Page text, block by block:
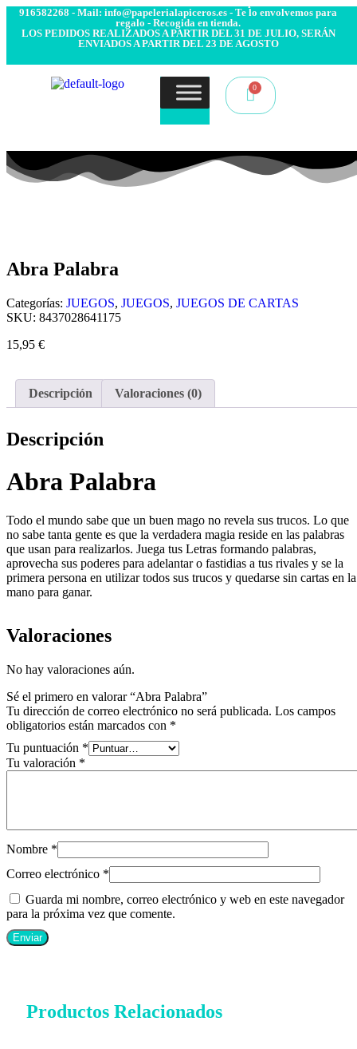
916582268 - Mail: info@papelerialapiceros.es - Te lo envolvemos para
regalo - Recogida en tienda.
LOS PEDIDOS REALIZADOS A PARTIR DEL 31 DE JULIO, SERÁN
ENVIADOS A PARTIR DEL 23 DE AGOSTO
Abra Palabra
Categorías: JUEGOS, JUEGOS, JUEGOS DE CARTAS
SKU: 8437028641175
15,95 €
Descripción Valoraciones (0)
Descripción
Abra Palabra
Todo el mundo sabe que un buen mago no revela sus trucos. Lo que
no sabe tanta gente es que la verdadera magia reside en las palabras
que usan para realizarlos. Juega tus Letras formando palabras,
aprovecha sus poderes para adelantar o fastidias a tus rivales y se la
primera persona en utilizar todos sus trucos y quedarse sin cartas en la
mano para ganar.
Valoraciones
No hay valoraciones aún.
Sé el primero en valorar “Abra Palabra”
Tu dirección de correo electrónico no será publicada. Los campos
obligatorios están marcados con *
Tu puntuación *
Tu valoración *
Nombre *
Correo electrónico *
Guarda mi nombre, correo electrónico y web en este navegador
para la próxima vez que comente.
Productos Relacionados